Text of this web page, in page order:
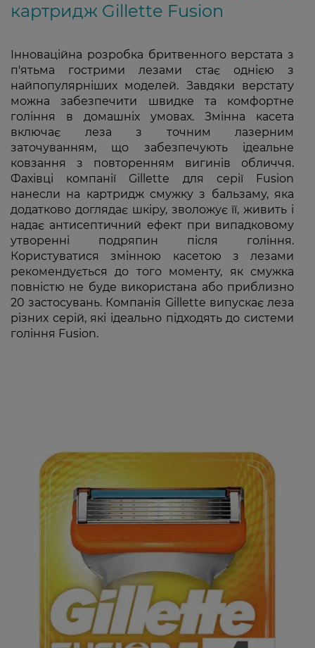
картридж Gillette Fusion
Інноваційна розробка бритвенного верстата з
п'ятьма гострими лезами стає однією з
найпопулярніших моделей. Завдяки верстату
можна забезпечити швидке та комфортне
гоління в домашніх умовах. Змінна касета
включає леза з точним лазерним
заточуванням, що забезпечують ідеальне
ковзання з повторенням вигинів обличчя.
Фахівці компанії Gillette для серії Fusion
нанесли на картридж смужку з бальзаму, яка
додатково доглядає шкіру, зволожує її, живить і
надає антисептичний ефект при випадковому
утворенні подряпин після гоління.
Користуватися змінною касетою з лезами
рекомендується до того моменту, як смужка
повністю не буде використана або приблизно
20 застосувань. Компанія Gillette випускає леза
різних серій, які ідеально підходять до системи
гоління Fusion.